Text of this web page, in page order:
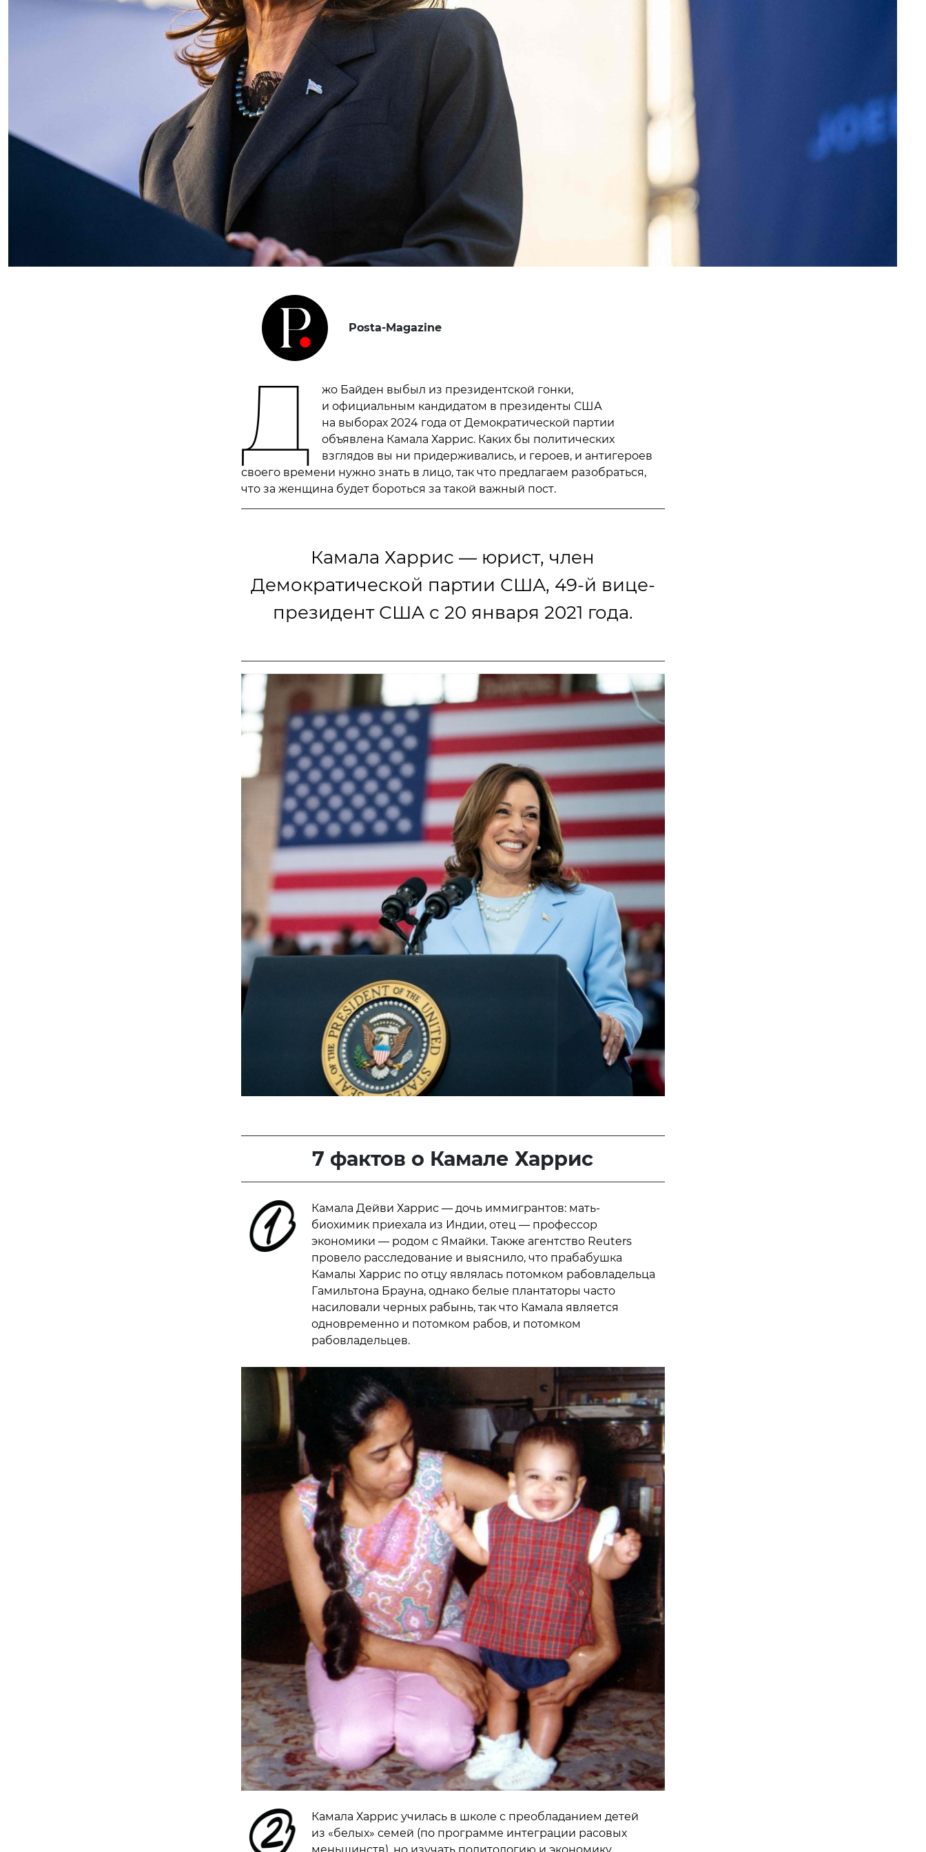
Posta-Magazine
Д
жо Байден выбыл из президентской гонки,
и официальным кандидатом в президенты США
на выборах 2024 года от Демократической партии
объявлена Камала Харрис. Каких бы политических
взглядов вы ни придерживались, и героев, и антигероев
своего времени нужно знать в лицо, так что предлагаем разобраться,
что за женщина будет бороться за такой важный пост.
Камала Харрис — юрист, член
Демократической партии США, 49-й вице-
президент США с 20 января 2021 года.
7 фактов о Камале Харрис
Камала Дейви Харрис — дочь иммигрантов: мать-
биохимик приехала из Индии, отец — профессор
экономики — родом с Ямайки. Также агентство Reuters
провело расследование и выяснило, что прабабушка
Камалы Харрис по отцу являлась потомком рабовладельца
Гамильтона Брауна, однако белые плантаторы часто
насиловали черных рабынь, так что Камала является
одновременно и потомком рабов, и потомком
рабовладельцев.
Камала Харрис училась в школе с преобладанием детей
из «белых» семей (по программе интеграции расовых